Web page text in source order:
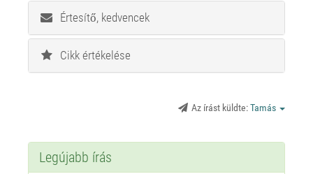
Értesítő, kedvencek
Cikk értékelése
Az írást küldte:Tamás
Legújabb írás